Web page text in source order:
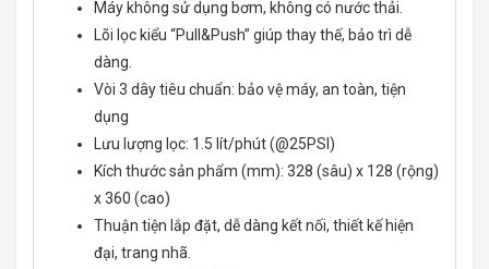
Máy không sử dụng bơm, không có nước thải.
Lõi lọc kiểu “Pull&Push” giúp thay thế, bảo trì dễ
dàng.
Vòi 3 dây tiêu chuẩn: bảo vệ máy, an toàn, tiện
dụng
Lưu lượng lọc: 1.5 lít/phút (@25PSI)
Kích thước sản phẩm (mm): 328 (sâu) x 128 (rộng)
x 360 (cao)
Thuận tiện lắp đặt, dễ dàng kết nối, thiết kế hiện
đại, trang nhã.